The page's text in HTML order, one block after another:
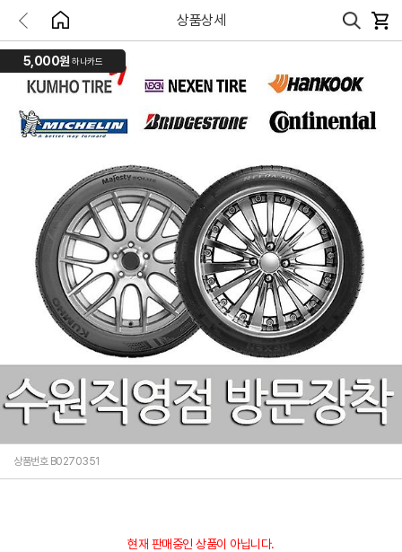
상품상세
5,000원 하나카드
상품번호 B0270351
현재 판매중인 상품이 아닙니다.